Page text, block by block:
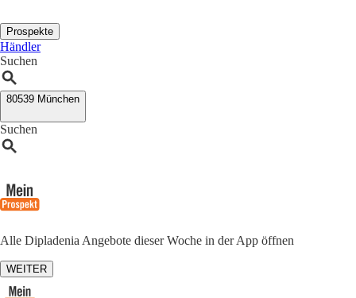
Prospekte
Händler
Suchen
80539 München
Suchen
Alle Dipladenia Angebote dieser Woche in der App öffnen
WEITER